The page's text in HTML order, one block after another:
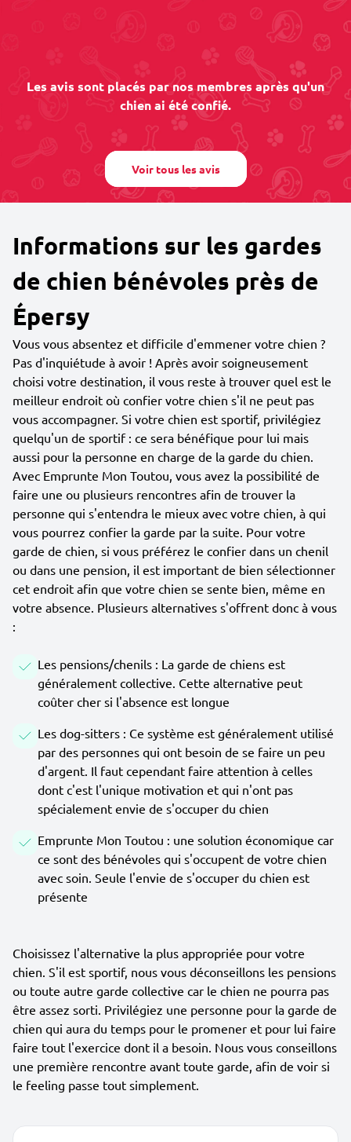
Les avis sont placés par nos membres après qu'un
chien ai été confié.
Voir tous les avis
Informations sur les gardes
de chien bénévoles près de
Épersy
Vous vous absentez et difficile d'emmener votre chien ?
Pas d'inquiétude à avoir ! Après avoir soigneusement
choisi votre destination, il vous reste à trouver quel est le
meilleur endroit où confier votre chien s'il ne peut pas
vous accompagner. Si votre chien est sportif, privilégiez
quelqu'un de sportif : ce sera bénéfique pour lui mais
aussi pour la personne en charge de la garde du chien.
Avec Emprunte Mon Toutou, vous avez la possibilité de
faire une ou plusieurs rencontres afin de trouver la
personne qui s'entendra le mieux avec votre chien, à qui
vous pourrez confier la garde par la suite. Pour votre
garde de chien, si vous préférez le confier dans un chenil
ou dans une pension, il est important de bien sélectionner
cet endroit afin que votre chien se sente bien, même en
votre absence. Plusieurs alternatives s'offrent donc à vous
:
Les pensions/chenils : La garde de chiens est
généralement collective. Cette alternative peut
coûter cher si l'absence est longue
Les dog-sitters : Ce système est généralement utilisé
par des personnes qui ont besoin de se faire un peu
d'argent. Il faut cependant faire attention à celles
dont c'est l'unique motivation et qui n'ont pas
spécialement envie de s'occuper du chien
Emprunte Mon Toutou : une solution économique car
ce sont des bénévoles qui s'occupent de votre chien
avec soin. Seule l'envie de s'occuper du chien est
présente
Choisissez l'alternative la plus appropriée pour votre
chien. S'il est sportif, nous vous déconseillons les pensions
ou toute autre garde collective car le chien ne pourra pas
être assez sorti. Privilégiez une personne pour la garde de
chien qui aura du temps pour le promener et pour lui faire
faire tout l'exercice dont il a besoin. Nous vous conseillons
une première rencontre avant toute garde, afin de voir si
le feeling passe tout simplement.